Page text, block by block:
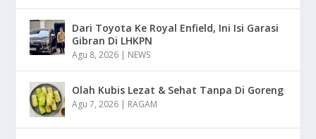
Dari Toyota Ke Royal Enfield, Ini Isi Garasi
Gibran Di LHKPN
Agu 8, 2026 | NEWS
Olah Kubis Lezat & Sehat Tanpa Di Goreng
Agu 7, 2026 | RAGAM